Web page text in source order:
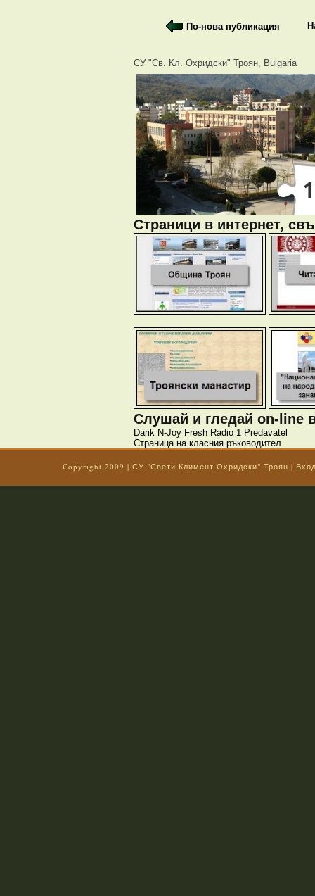
По-нова публикация
СУ "Св. Кл. Охридски" Троян, Bulgaria
Страници в интернет,
Слушай и гледай on-line
Darik N-Joy Fresh Radio 1 Predavatel
Страница на класния ръководител
Copyright 2009 | СУ "Свети Климент Охридски" Троян |